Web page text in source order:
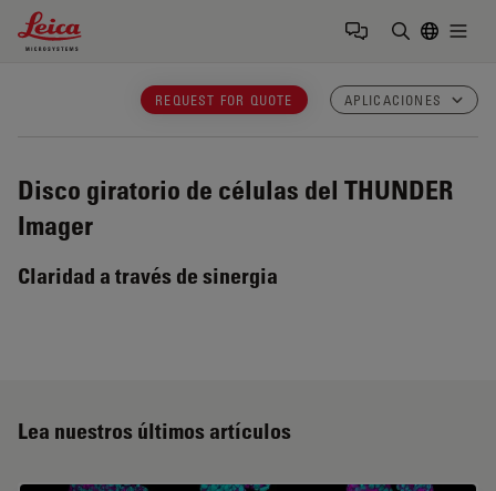
Leica Microsystems Logo
REQUEST FOR QUOTE APLICACIONES
Disco giratorio de células del THUNDER
Imager
Claridad a través de sinergia
Lea nuestros últimos artículos